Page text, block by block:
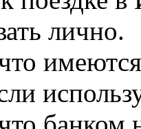
лично.